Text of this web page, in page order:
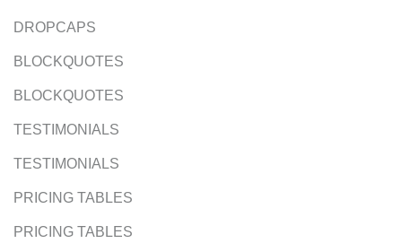
DROPCAPS
BLOCKQUOTES
BLOCKQUOTES
TESTIMONIALS
TESTIMONIALS
PRICING TABLES
PRICING TABLES